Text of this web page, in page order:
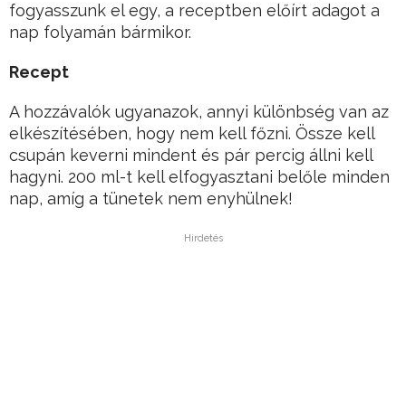
fogyasszunk el egy, a receptben előírt adagot a
nap folyamán bármikor.
Recept
A hozzávalók ugyanazok, annyi különbség van az
elkészítésében, hogy nem kell főzni. Össze kell
csupán keverni mindent és pár percig állni kell
hagyni. 200 ml-t kell elfogyasztani belőle minden
nap, amíg a tünetek nem enyhülnek!
Hirdetés